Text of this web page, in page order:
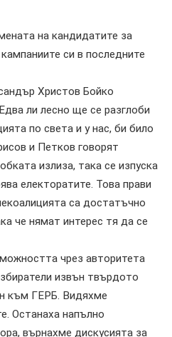
на кандидатите за
си в последните
Христов Бойко
ли лесно ще се разглоби
по света и у нас, би било
и Петков говорят
излиза, така се изпуска
електоратите. Това прави
са достатъчно
че нямат интерес тя да се
чрез авторитета
извън твърдото
към ГЕРБ. Видяхме
Останаха напълно
върнахме дискусията за